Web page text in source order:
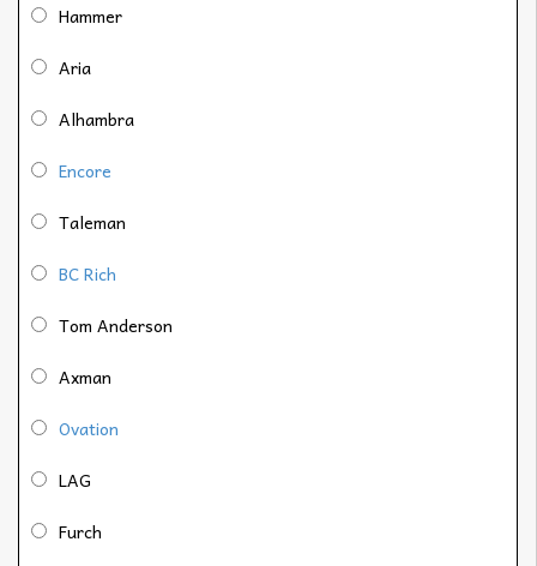
Hammer
Aria
Alhambra
Encore
Taleman
BC Rich
Tom Anderson
Axman
Ovation
LAG
Furch